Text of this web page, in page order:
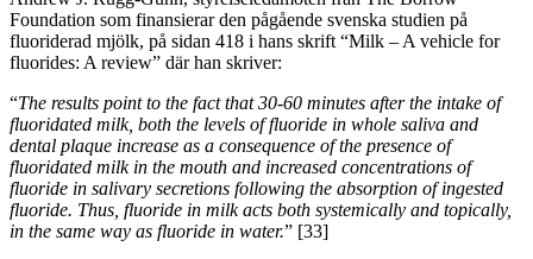
Foundation som finansierar den pågående svenska studien på
fluoriderad mjölk, på sidan 418 i hans skrift “Milk – A vehicle for
fluorides: A review” där han skriver:
“The results point to the fact that 30-60 minutes after the intake of
fluoridated milk, both the levels of fluoride in whole saliva and
dental plaque increase as a consequence of the presence of
fluoridated milk in the mouth and increased concentrations of
fluoride in salivary secretions following the absorption of ingested
fluoride. Thus, fluoride in milk acts both systemically and topically,
in the same way as fluoride in water.” [33]